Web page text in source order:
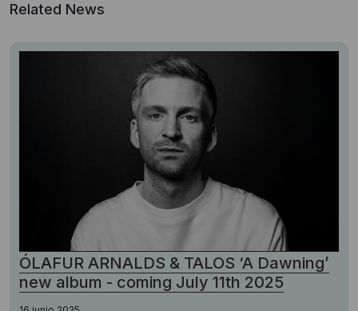
Related News
ÓLAFUR ARNALDS & TALOS ‘A Dawning’
new album - coming July 11th 2025